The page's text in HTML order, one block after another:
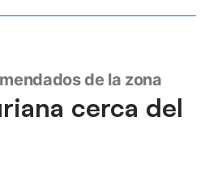
de la zona
cerca del